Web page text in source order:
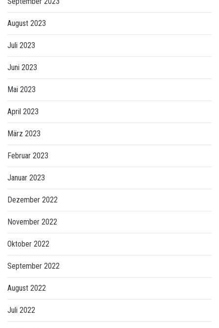
August 2023
Juli 2023
Juni 2023
Mai 2023
April 2023
März 2023
Februar 2023
Januar 2023
Dezember 2022
November 2022
Oktober 2022
September 2022
August 2022
Juli 2022